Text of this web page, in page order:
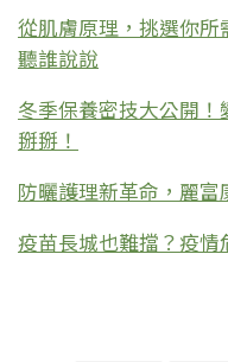
從肌膚原理，挑選你
聽誰說說
冬季保養密技大公開
掰掰！
防曬護理新革命，麗
疫苗長城也難擋？疫情